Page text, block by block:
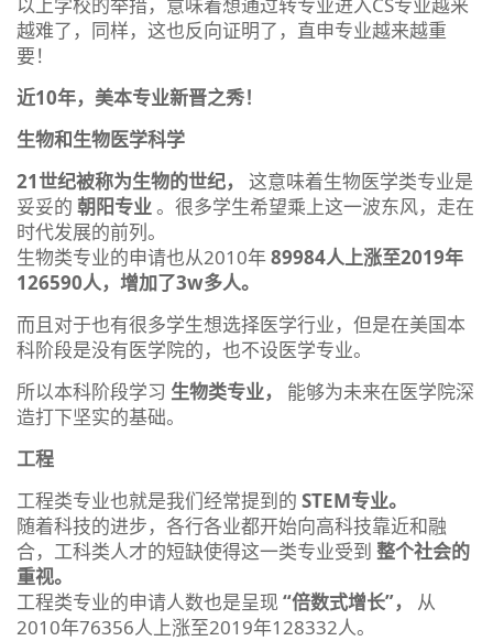
越难了，同样，这也反向证明了，直申专业越来越重
要！
近10年，美本专业新晋之秀！
生物和生物医学科学
21世纪被称为生物的世纪，
这意味着生物医学类专业是
妥妥的 朝阳专业。很多学生希望乘上这一波东风，走在
时代发展的前列。
生物类专业的申请也从2010年89984人上涨至2019年
126590人，增加了3w多人。
而且对于也有很多学生想选择医学行业，但是在美国本
科阶段是没有医学院的，也不设医学专业。
所以本科阶段学习 生物类专业，
能够为未来在医学院深
造打下坚实的基础。
工程
工程类专业也就是我们经常提到的 STEM专业。
随着科技的进步，各行各业都开始向高科技靠近和融
合，工科类人才的短缺使得这一类专业受到 整个社会的
重视。
工程类专业的申请人数也是呈现 “倍数式增长”，
从
2010年76356人上涨至2019年128332人。